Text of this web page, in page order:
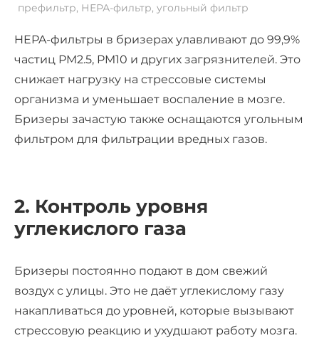
префильтр, НЕРА-фильтр, угольный фильтр
HEPA-фильтры в бризерах улавливают до 99,9%
частиц PM2.5, PM10 и других загрязнителей. Это
снижает нагрузку на стрессовые системы
организма и уменьшает воспаление в мозге.
Бризеры зачастую также оснащаются угольным
фильтром для фильтрации вредных газов.
2. Контроль уровня
углекислого газа
Бризеры постоянно подают в дом свежий
воздух с улицы. Это не даёт углекислому газу
накапливаться до уровней, которые вызывают
стрессовую реакцию и ухудшают работу мозга.